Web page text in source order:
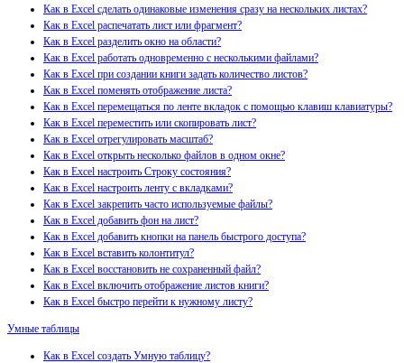
Как в Excel сделать одинаковые изменения сразу на нескольких листах?
Как в Excel распечатать лист или фрагмент?
Как в Excel разделить окно на области?
Как в Excel работать одновременно с несколькими файлами?
Как в Excel при создании книги задать количество листов?
Как в Excel поменять отображение листа?
Как в Excel перемещаться по ленте вкладок с помощью клавиш клавиатуры?
Как в Excel переместить или скопировать лист?
Как в Excel отрегулировать масштаб?
Как в Excel открыть несколько файлов в одном окне?
Как в Excel настроить Строку состояния?
Как в Excel настроить ленту с вкладками?
Как в Excel закрепить часто используемые файлы?
Как в Excel добавить фон на лист?
Как в Excel добавить кнопки на панель быстрого доступа?
Как в Excel вставить колонтитул?
Как в Excel восстановить не сохраненный файл?
Как в Excel включить отображение листов книги?
Как в Excel быстро перейти к нужному листу?
Умные таблицы
Как в Excel создать Умную таблицу?